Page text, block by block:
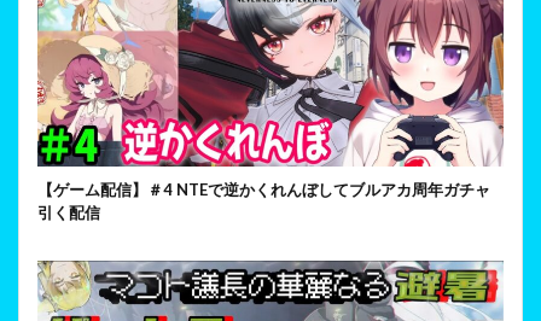
【ゲーム配信】＃4 NTEで逆かくれんぼしてブルアカ周年ガチャ
引く配信